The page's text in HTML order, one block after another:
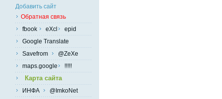
Добавить сайт
Обратная связь
fbook
eXcl
epid
Google Translate
Savefrom
@ZeXe
maps.google
!!!!!
Карта сайта
ИНФА
@ImkoNet